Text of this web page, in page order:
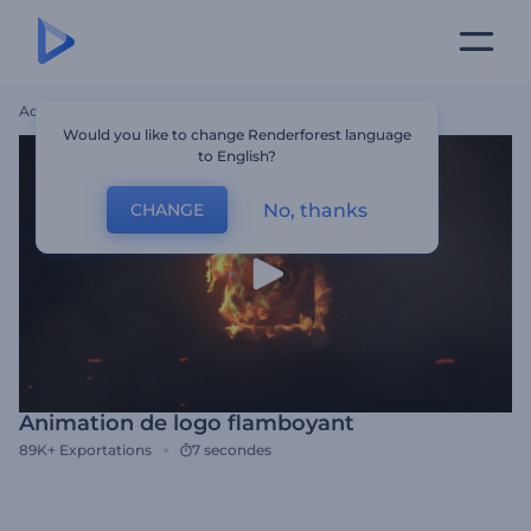
Accueil
Animation de logo flamboyant
89K+ Exportations 7 secondes
Would you like to change Renderforest language
to English?
CHANGE No, thanks